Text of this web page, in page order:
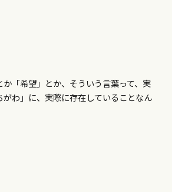
か「希望」とか、そういう言葉って、実
がわ」に、実際に存在していることなん